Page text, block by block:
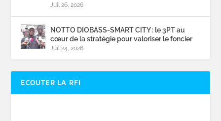
Juil 26, 2026
NOTTO DIOBASS-SMART CITY : le 3PT au
cœur de la stratégie pour valoriser le foncier
Juil 24, 2026
ECOUTER LA RFI